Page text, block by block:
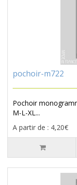
pochoir-m722
Pochoir
M-L-XL...
A partir de : 4,20€